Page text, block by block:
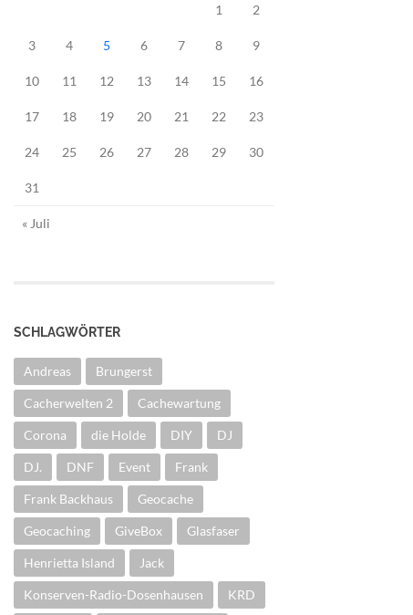
1 2
3 4 5 6 7 8 9
10 11 12 13 14 15 16
17 18 19 20 21 22 23
24 25 26 27 28 29 30
31
« Juli
SCHLAGWÖRTER
Andreas Brungerst
Cacherwelten 2 Cachewartung
Corona die Holde DIY DJ
DJ. DNF Event Frank
Frank Backhaus Geocache
Geocaching GiveBox Glasfaser
Henrietta Island Jack
Konserven-Radio-Dosenhausen KRD